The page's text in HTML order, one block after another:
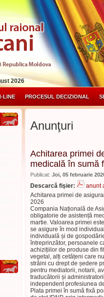
2026
LINE PROCESUL DECIZIONAL
Anunţuri
Achitarea primei
medicală în sumă
Publicat: Joi, 05 februarie
Descarcă fişier: anunt
Achitarea primei de
2026
Compania Națională de
obligatorie de asistență
martie. Valoarea primei
se asigure în mod
individuală și de
întreprinzător, persoanele
achizițiilor de produse din
vegetal, alți cetățeni care
străini cu drept de ședere
pentru mediatorii, notarii,
traducătorii și
independent profesiunea
Plata primei în sumă fixă